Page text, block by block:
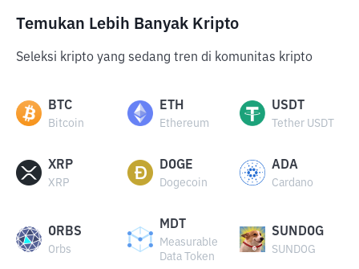
Temukan Lebih Banyak Kripto
Seleksi kripto yang sedang tren di komunitas kripto
BTC
Bitcoin
ETH
Ethereum
USDT
Tether USDT
XRP
XRP
DOGE
Dogecoin
ADA
Cardano
ORBS
Orbs
MDT
Measurable
Data Token
SUNDOG
SUNDOG